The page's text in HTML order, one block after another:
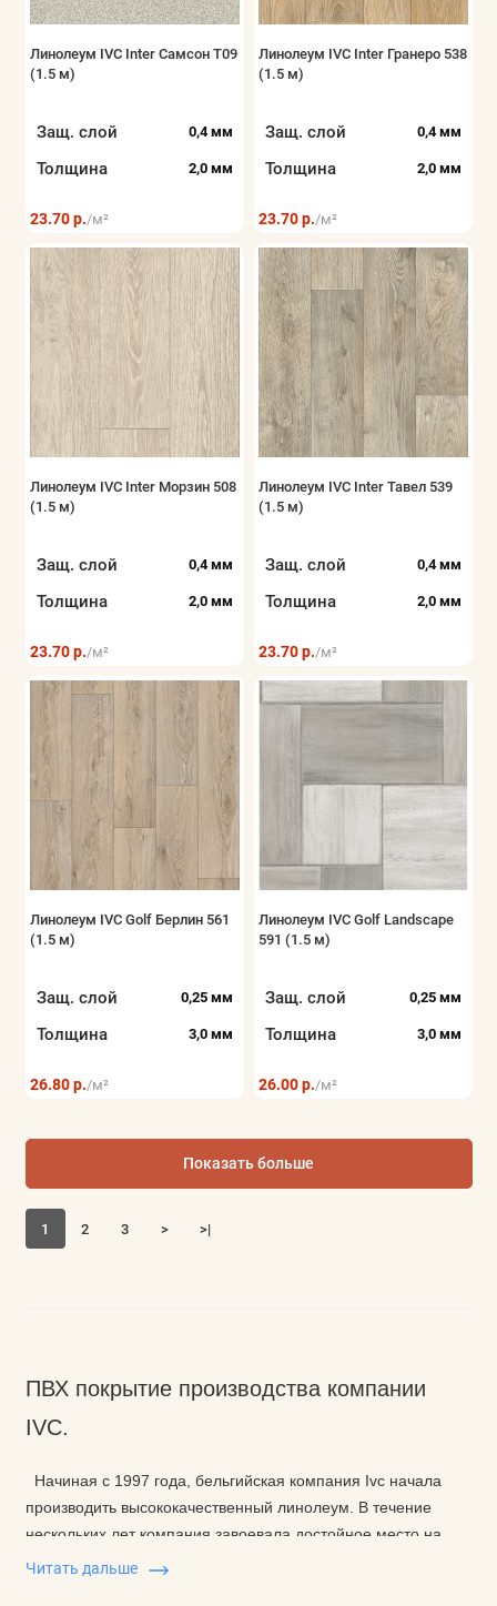
Линолеум IVC Inter Самсон Т09
(1.5 м)
Защ. слой 0,4 мм
Толщина 2,0 мм
23.70 р./м²
Линолеум IVC Inter Гранеро 538
(1.5 м)
Защ. слой 0,4 мм
Толщина 2,0 мм
23.70 р./м²
Линолеум IVC Inter Морзин 508
(1.5 м)
Защ. слой 0,4 мм
Толщина 2,0 мм
23.70 р./м²
Линолеум IVC Inter Тавел 539
(1.5 м)
Защ. слой 0,4 мм
Толщина 2,0 мм
23.70 р./м²
Линолеум IVC Golf Берлин 561
(1.5 м)
Защ. слой 0,25 мм
Толщина 3,0 мм
26.80 р./м²
Линолеум IVC Golf Landscape
591 (1.5 м)
Защ. слой 0,25 мм
Толщина 3,0 мм
26.00 р./м²
1 2 3 > >|
Показать больше
ПВХ покрытие производства компании
IVC.
Начиная с 1997 года, бельгийская компания Ivc начала
производить высококачественный линолеум. В течение
нескольких лет компания завоевала достойное место на
мировом рынке, ставши одним из лидирующих
Читать дальше